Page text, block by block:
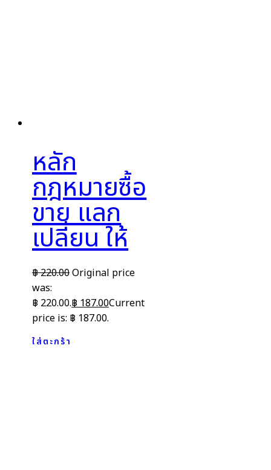
หลัก
กฎหมายซื้อ
ขาย แลก
เปลี่ยน ให้
฿220.00Original price
was:
฿ 220.00.฿187.00Current
price is: ฿ 187.00.
ใส่ตะกร้า